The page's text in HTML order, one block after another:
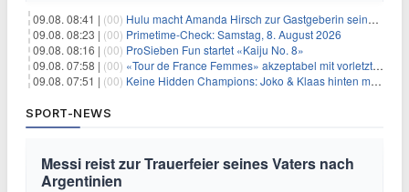
09.08. 08:41 | (00) Hulu macht Amanda Hirsch zur Gastgeberin seines Reality-Podcasts
09.08. 08:23 | (00) Primetime-Check: Samstag, 8. August 2026
09.08. 08:16 | (00) ProSieben Fun startet «Kaiju No. 8»
09.08. 07:58 | (00) «Tour de France Femmes» akzeptabel mit vorletzter Etappe
09.08. 07:51 | (00) Keine Hidden Champions: Joko & Klaas hinten mit Best-Of
SPORT-NEWS
Messi reist zur Trauerfeier seines Vaters nach
Argentinien